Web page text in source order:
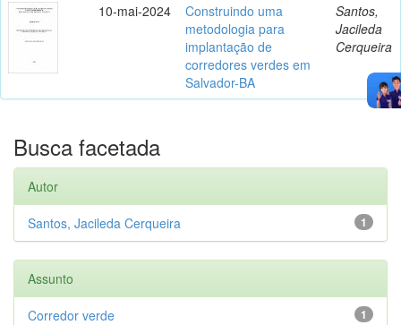
10-mai-2024
Construindo uma
metodologia para
implantação de
corredores verdes em
Salvador-BA
Santos,
Jacileda
Cerqueira
Busca facetada
Autor
1
Santos, Jacileda Cerqueira
Assunto
1
Corredor verde